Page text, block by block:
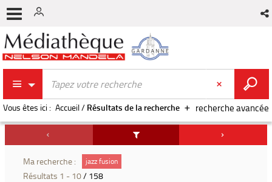
recherche avancée
Vous êtes ici : Accueil/ Résultats de la recherche
Ma recherche : jazz fusion
Résultats 1 - 10/ 158